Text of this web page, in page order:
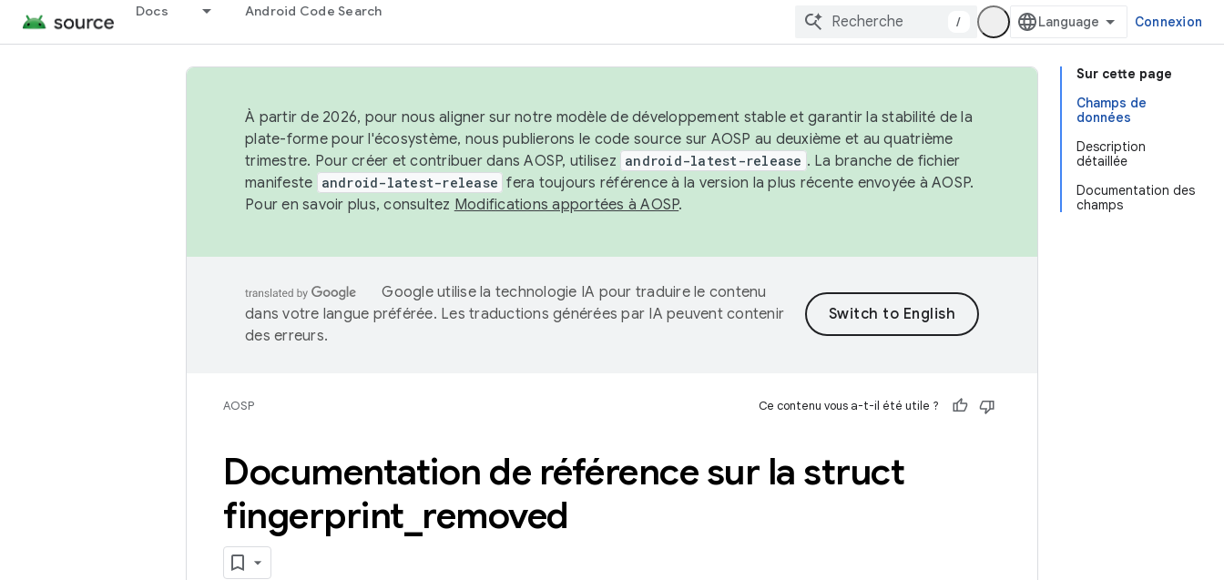
Docs Android Code Search
/ Connexion
Sur cette page
Champs de
données
Description
détaillée
Documentation des
champs
À partir de 2026, pour nous aligner sur notre modèle de développement stable et garantir la stabilité de la
plate-forme pour l'écosystème, nous publierons le code source sur AOSP au deuxième et au quatrième
trimestre. Pour créer et contribuer dans AOSP, utilisez android-latest-release . La branche de fichier
manifeste android-latest-release fera toujours référence à la version la plus récente envoyée à AOSP.
Pour en savoir plus, consultez Modifications apportées à AOSP.
Google utilise la technologie IA pour traduire le contenu
dans votre langue préférée. Les traductions générées par IA peuvent contenir
des erreurs.
AOSP Ce contenu vous a-t-il été utile ?
Documentation de référence sur la struct
fingerprint removed